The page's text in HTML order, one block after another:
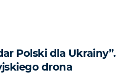
Polski dla Ukrainy”.
drona